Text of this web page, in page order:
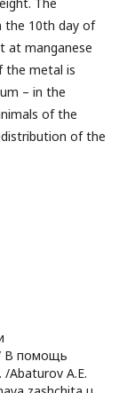
the 10th day of
at manganese
the metal is
– in the
of the
of the
В помощь
Abaturov A.E.